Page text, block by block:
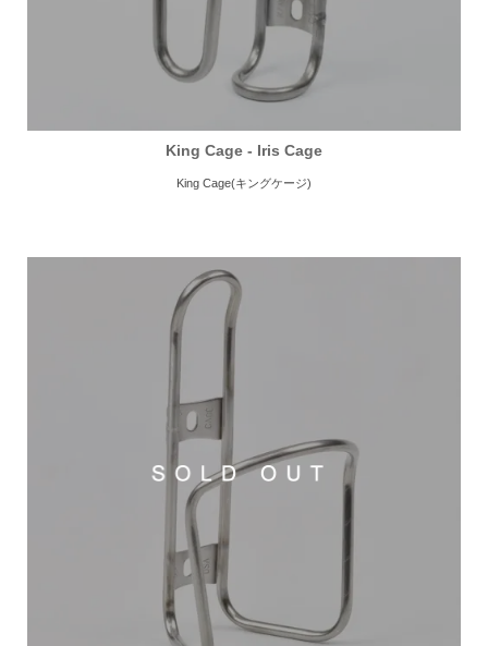
King Cage - Iris Cage
King Cage(キングケージ)